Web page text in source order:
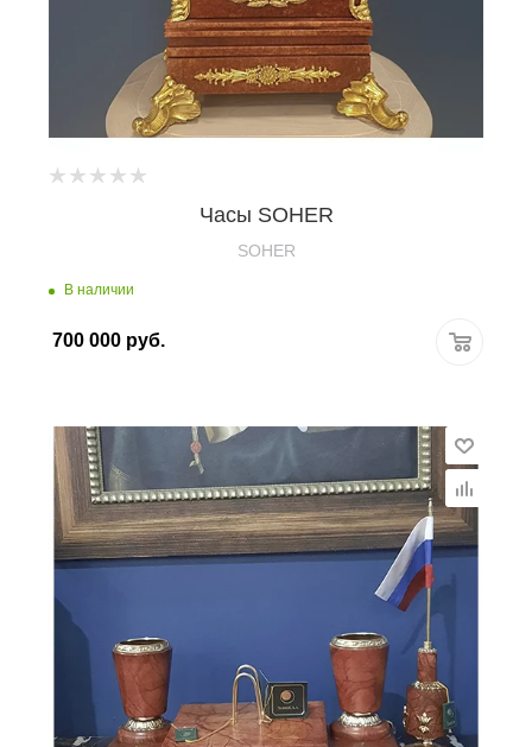
Часы SOHER
SOHER
В наличии
700 000 руб.